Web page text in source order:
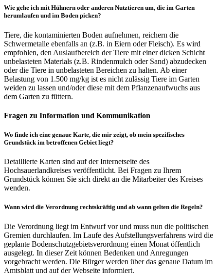
Wie gehe ich mit Hühnern oder anderen Nutztieren um, die im Garten
herumlaufen und im Boden picken?
Tiere, die kontaminierten Boden aufnehmen, reichern die
Schwermetalle ebenfalls an (z.B. in Eiern oder Fleisch). Es wird
empfohlen, den Auslaufbereich der Tiere mit einer dicken Schicht
unbelasteten Materials (z.B. Rindenmulch oder Sand) abzudecken
oder die Tiere in unbelasteten Bereichen zu halten. Ab einer
Belastung von 1.500 mg/kg ist es nicht zulässig Tiere im Garten
weiden zu lassen und/oder diese mit dem Pflanzenaufwuchs aus
dem Garten zu füttern.
Fragen zu Information und Kommunikation
Wo finde ich eine genaue Karte, die mir zeigt, ob mein spezifisches
Grundstück im betroffenen Gebiet liegt?
Detaillierte Karten sind auf der Internetseite des
Hochsauerlandkreises veröffentlicht. Bei Fragen zu Ihrem
Grundstück können Sie sich direkt an die Mitarbeiter des Kreises
wenden.
Wann wird die Verordnung rechtskräftig und ab wann gelten die Regeln?
Die Verordnung liegt im Entwurf vor und muss nun die politischen
Gremien durchlaufen. Im Laufe des Aufstellungsverfahrens wird die
geplante Bodenschutzgebietsverordnung einen Monat öffentlich
ausgelegt. In dieser Zeit können Bedenken und Anregungen
vorgebracht werden. Die Bürger werden über das genaue Datum im
Amtsblatt und auf der Webseite informiert.